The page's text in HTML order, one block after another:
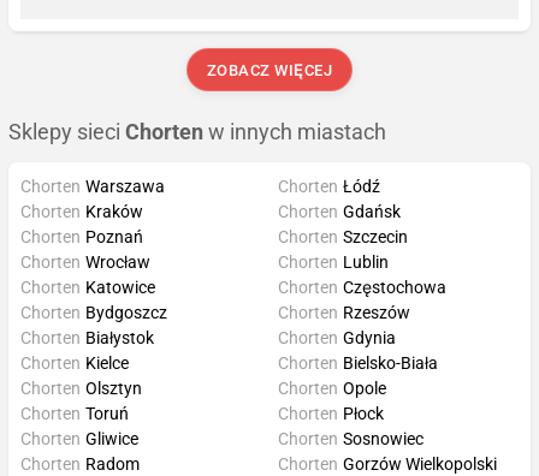
ZOBACZ WIĘCEJ
Sklepy sieci Chorten w innych miastach
Chorten Warszawa
Chorten Kraków
Chorten Poznań
Chorten Wrocław
Chorten Łódź
Chorten Gdańsk
Chorten Szczecin
Chorten Lublin
Chorten Katowice
Chorten Bydgoszcz
Chorten Białystok
Chorten Kielce
Chorten Częstochowa
Chorten Rzeszów
Chorten Gdynia
Chorten Bielsko-Biała
Chorten Olsztyn
Chorten Toruń
Chorten Gliwice
Chorten Radom
Chorten Opole
Chorten Płock
Chorten Sosnowiec
Chorten Gorzów Wielkopolski